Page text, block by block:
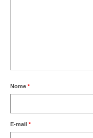
Nome *
E-mail *